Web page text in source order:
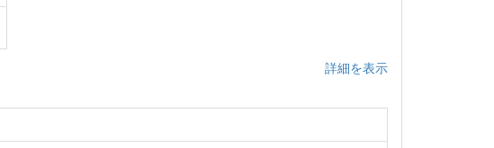
詳細を表示